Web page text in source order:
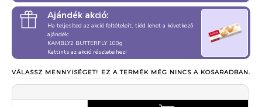
Ajándék akció:
Ha teljesíted az akció feltételeit, tiéd lehet a következő
ajándék:
KAMBLY2 BUTTERFLY 100g
Kattints az akció részleteihez!
VÁLASSZ MENNYISÉGET! EZ A TERMÉK MÉG NINCS A KOSARADBAN.